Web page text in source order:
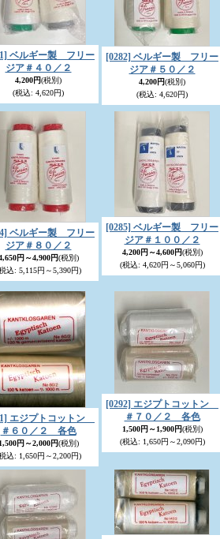
ベルギー製 フリー
ジア＃４０／２
4,200円(税別)
(税込: 4,620円)
[0282] ベルギー製 フリー
ジア＃５０／２
4,200円(税別)
(税込: 4,620円)
ベルギー製 フリー
ジア＃８０／２
円～4,900円(税別)
込: 5,115円～5,390円)
[0285] ベルギー製 フリー
ジア＃１００／２
4,200円～4,600円(税別)
(税込: 4,620円～5,060円)
エジプトコットン
＃６０／２ 各色
1,500円～2,000円(税別)
込: 1,650円～2,200円)
[0292] エジプトコットン
＃７０／２ 各色
1,500円～1,900円(税別)
(税込: 1,650円～2,090円)